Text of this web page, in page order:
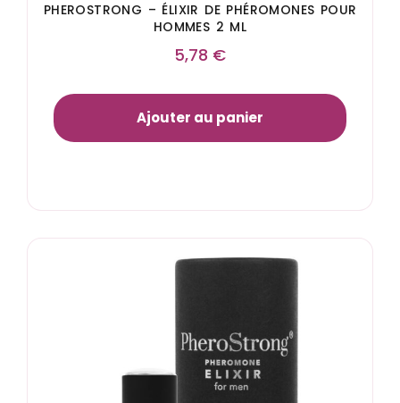
PHEROSTRONG – ÉLIXIR DE PHÉROMONES POUR
HOMMES 2 ML
5,78 €
Ajouter au panier